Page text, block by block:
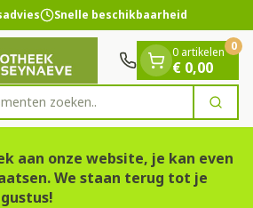
Snelle beschikbaarheid
Zoek
0 artikelen
€ 0,00
0
aan onze website, je kan even
We staan terug tot je